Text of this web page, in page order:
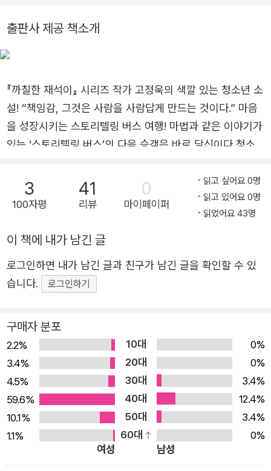
리 스스로 익히고 살아가야 한다는 것을……. 『스토리텔링 버스』
진정한 소통을 원하는 교육자분들께도 꼭 추천해드리고 싶다.
이야기에 더 귀 기울이고 관심을 갖게 될 것이다. 이 마법과 같은
시작을 여는 열쇠가 바로 『스토리텔링 버스』가 되길 기대하
며…….
‘스토리텔링 버스’의 다음 승객은 바로 당신. 이야기는 계속된다.
들이 서로를 이해하고, 자기 자신도 아끼며 살아가길 바라는 마음
으로 이야기를 쓰고 있다. 2025년에 ‘아동 문학의 노벨상’이라
불리는 린드그렌상(ALMA) 후보에 오르며 작품성과 따뜻한 마음
ng 유튜브 : 고정욱TV
그렇지만 최소한 상대를 존중해주는 마음은 가져볼 수 있습니다.
청소년들이 이성 친구를 사귈 때 상대방을 먼저 생각하고 배려하
는 마음을 갖는 게 정말 필요합니다. (…)
배워야 할 가장 큰 덕목 가운데 하나가 책임입니다. 나 역시 장애
가 있지만 책임감 하나로 여기까지 올 수 있었습니다.
스토리텔링 버스 안에 자신의 경험과 느낌, 그리고 생각을 넣어주
세요. 그러면 그것은 스토리가 되어 여러분을 지탱하고 책임을 느
출판사 제공 책소개
『까칠한 재석이』 시리즈 작가 고정욱의 색깔 있는 청소년 소
설! “책임감, 그것은 사람을 사람답게 만드는 것이다.” 마음
을 성장시키는 스토리텔링 버스 여행! 마법과 같은 이야기가
있는 ‘스토리텔링 버스’의 다음 승객은 바로 당신이다 청소
깔 있는 신작 소설 『스토리텔링 버스』를 출간했다. 책 속에
는 청소년 평가단의 사전 서평이 수록되어 있다. 자신이 겪
은 일처럼, 또는 친구의 이야기를 듣는 것처럼 마음 깊이 공
감하며 생생하게 적어 내려간 청소년들의 서평은 『스토리텔
의 사랑을 받고 있는 고정욱 작가의 ‘스토리텔링 버스’는 어
떤 이야기를 담고, 어디를 향해 달려가는 걸까? 소설은 이혼
행길에 고립된 버스 안에서 듣게 되는 ‘이야기 속의 이야
기’라는 독특한 구조를 통해 메시지를 전달한다. 누군가가
들려주는 흥미진진한 이야기를 한 장씩 넘기며 읽다 보면,
‘스토리텔링 버스’ 한 좌석에 앉아 그들과 함께 이야기를 나
누고 있는 듯한 기분을 느끼게 된다. 그리고 마침내 목적지
에 다다라 책장을 덮은 독자들은 한 발짝 성장한 자신을 발
견하게 될 것이다. 『스토리텔링 버스』는 책임감에 대한 이야
기다. 자신들을 등진 부모에게 화가 나 충동적으로 떠난 두
3
100자평
41
리뷰
0
마이페이퍼
읽고 싶어요 0명
읽고 있어요 0명
읽었어요 43명
이 책에 내가 남긴 글
로그인하면 내가 남긴 글과 친구가 남긴 글을 확인할 수 있
습니다.
로그인하기
구매자 분포
2.2% 10대
0%
3.4%
20대
0%
4.5%
30대
3.4%
59.6%
40대
12.4%
10.1%
50대
3.4%
1.1%
60대 0%
여성 남성